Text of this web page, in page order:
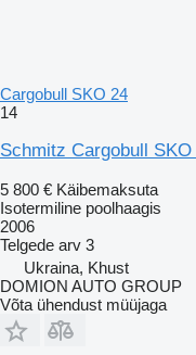
Cargobull SKO 24
14
Schmitz Cargobull SKO
5 800 € Käibemaksuta
Isotermiline poolhaagis
2006
Telgede arv 3
Ukraina, Khust
DOMION AUTO GROUP
Võta ühendust müüjaga